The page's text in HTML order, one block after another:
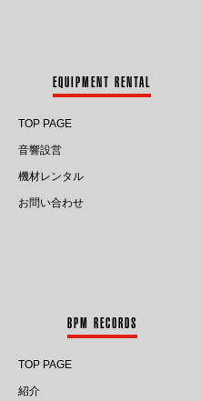
2022.12
2022.10
2022.9
2022.5
EQUIPMENT RENTAL
TOP PAGE
音響設営
機材レンタル
お問い合わせ
BPM RECORDS
TOP PAGE
紹介